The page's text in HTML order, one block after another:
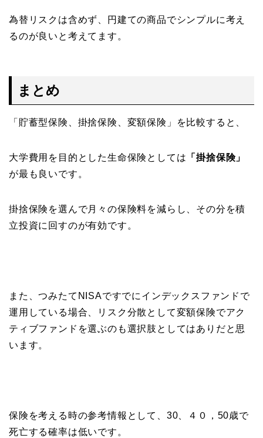
為替リスクは含めず、円建ての商品でシンプルに考え
るのが良いと考えてます。
まとめ
「貯蓄型保険、掛捨保険、変額保険」を比較すると、
大学費用を目的とした生命保険としては 「掛捨保険」
が最も良いです。
掛捨保険を選んで月々の保険料を減らし、その分を積
立投資に回すのが有効です。
また、つみたてNISAですでにインデックスファンドで
運用している場合、リスク分散として変額保険でアク
ティブファンドを選ぶのも選択肢としてはありだと思
います。
保険を考える時の参考情報として、30、４０，50歳で
死亡する確率は低いです。